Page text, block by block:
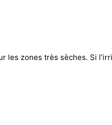
les zones très sèches. Si